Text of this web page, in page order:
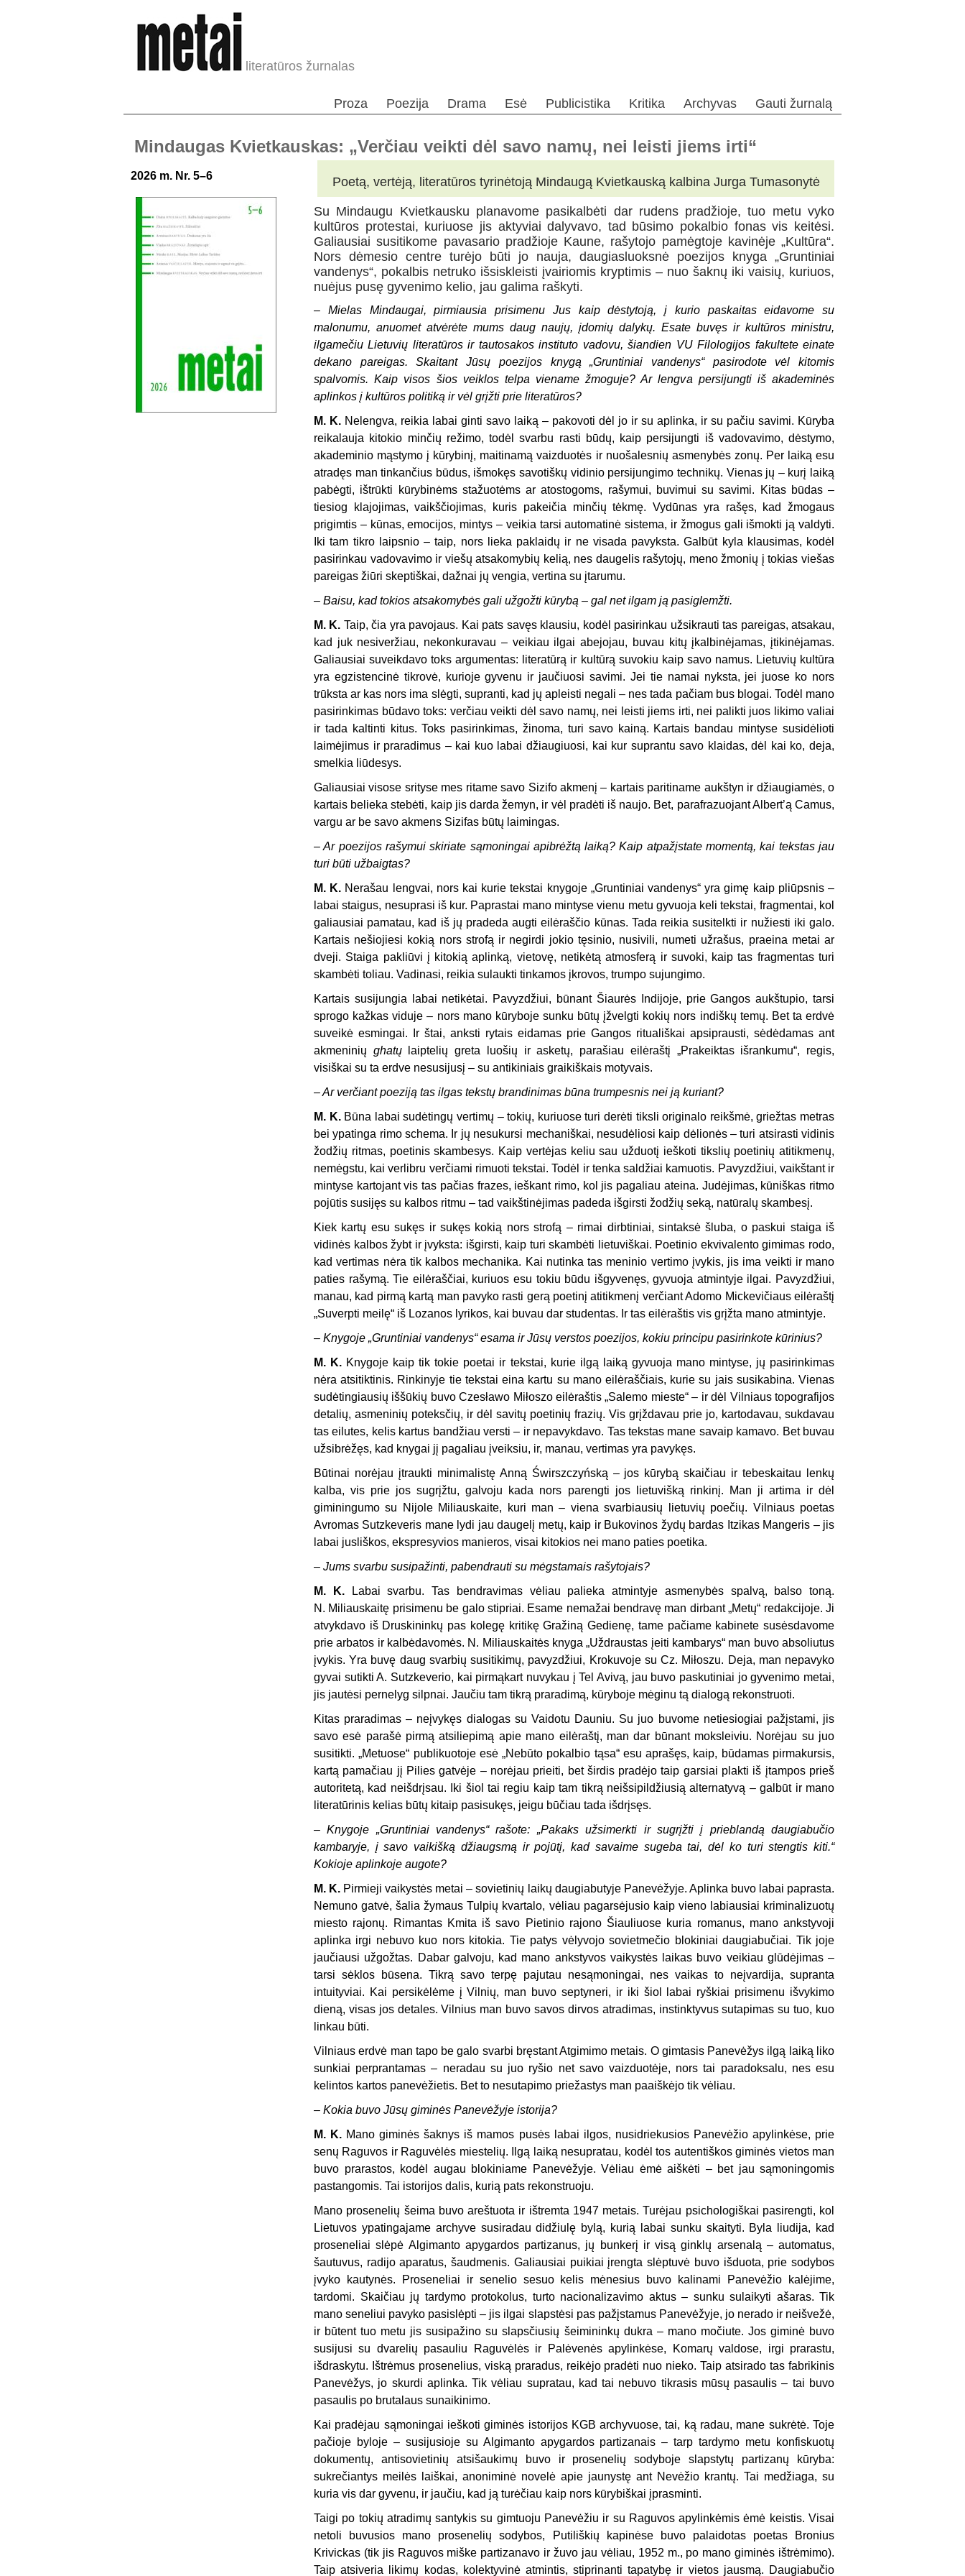
literatūros žurnalas
Proza Poezija Drama Esė Publicistika Kritika Archyvas Gauti žurnalą
Mindaugas Kvietkauskas: „Verčiau veikti dėl savo namų, nei leisti jiems irti“
2026 m. Nr. 5–6 Poetą, vertėją, literatūros tyrinėtoją Mindaugą Kvietkauską kalbina Jurga Tumasonytė
Su Mindaugu Kvietkausku planavome pasikalbėti dar rudens pradžioje, tuo metu vyko
kultūros protestai, kuriuose jis aktyviai dalyvavo, tad būsimo pokalbio fonas vis keitėsi.
Galiausiai susitikome pavasario pradžioje Kaune, rašytojo pamėgtoje kavinėje „Kultūra“.
Nors dėmesio centre turėjo būti jo nauja, daugiasluoksnė poezijos knyga „Gruntiniai
vandenys“, pokalbis netruko išsiskleisti įvairiomis kryptimis – nuo šaknų iki vaisių, kuriuos,
nuėjus pusę gyvenimo kelio, jau galima raškyti.
– Mielas Mindaugai, pirmiausia prisimenu Jus kaip dėstytoją, į kurio paskaitas eidavome su
malonumu, anuomet atvėrėte mums daug naujų, įdomių dalykų. Esate buvęs ir kultūros ministru,
ilgamečiu Lietuvių literatūros ir tautosakos instituto vadovu, šiandien VU Filologijos fakultete einate
dekano pareigas. Skaitant Jūsų poezijos knygą „Gruntiniai vandenys“ pasirodote vėl kitomis
spalvomis. Kaip visos šios veiklos telpa viename žmoguje? Ar lengva persijungti iš akademinės
aplinkos į kultūros politiką ir vėl grįžti prie literatūros?
M. K. Nelengva, reikia labai ginti savo laiką – pakovoti dėl jo ir su aplinka, ir su pačiu savimi. Kūryba
reikalauja kitokio minčių režimo, todėl svarbu rasti būdų, kaip persijungti iš vadovavimo, dėstymo,
akademinio mąstymo į kūrybinį, maitinamą vaizduotės ir nuošalesnių asmenybės zonų. Per laiką esu
atradęs man tinkančius būdus, išmokęs savotiškų vidinio persijungimo technikų. Vienas jų – kurį laiką
pabėgti, ištrūkti kūrybinėms stažuotėms ar atostogoms, rašymui, buvimui su savimi. Kitas būdas –
tiesiog klajojimas, vaikščiojimas, kuris pakeičia minčių tėkmę. Vydūnas yra rašęs, kad žmogaus
prigimtis – kūnas, emocijos, mintys – veikia tarsi automatinė sistema, ir žmogus gali išmokti ją valdyti.
Iki tam tikro laipsnio – taip, nors lieka paklaidų ir ne visada pavyksta. Galbūt kyla klausimas, kodėl
pasirinkau vadovavimo ir viešų atsakomybių kelią, nes daugelis rašytojų, meno žmonių į tokias viešas
pareigas žiūri skeptiškai, dažnai jų vengia, vertina su įtarumu.
– Baisu, kad tokios atsakomybės gali užgožti kūrybą – gal net ilgam ją pasiglemžti.
M. K. Taip, čia yra pavojaus. Kai pats savęs klausiu, kodėl pasirinkau užsikrauti tas pareigas, atsakau,
kad juk nesiveržiau, nekonkuravau – veikiau ilgai abejojau, buvau kitų įkalbinėjamas, įtikinėjamas.
Galiausiai suveikdavo toks argumentas: literatūrą ir kultūrą suvokiu kaip savo namus. Lietuvių kultūra
yra egzistencinė tikrovė, kurioje gyvenu ir jaučiuosi savimi. Jei tie namai nyksta, jei juose ko nors
trūksta ar kas nors ima slėgti, supranti, kad jų apleisti negali – nes tada pačiam bus blogai. Todėl mano
pasirinkimas būdavo toks: verčiau veikti dėl savo namų, nei leisti jiems irti, nei palikti juos likimo valiai
ir tada kaltinti kitus. Toks pasirinkimas, žinoma, turi savo kainą. Kartais bandau mintyse susidėlioti
laimėjimus ir praradimus – kai kuo labai džiaugiuosi, kai kur suprantu savo klaidas, dėl kai ko, deja,
smelkia liūdesys.
Galiausiai visose srityse mes ritame savo Sizifo akmenį – kartais paritiname aukštyn ir džiaugiamės, o
kartais belieka stebėti, kaip jis darda žemyn, ir vėl pradėti iš naujo. Bet, parafrazuojant Albert’ą Camus,
vargu ar be savo akmens Sizifas būtų laimingas.
– Ar poezijos rašymui skiriate sąmoningai apibrėžtą laiką? Kaip atpažįstate momentą, kai tekstas jau
turi būti užbaigtas?
M. K. Nerašau lengvai, nors kai kurie tekstai knygoje „Gruntiniai vandenys“ yra gimę kaip pliūpsnis –
labai staigus, nesuprasi iš kur. Paprastai mano mintyse vienu metu gyvuoja keli tekstai, fragmentai, kol
galiausiai pamatau, kad iš jų pradeda augti eilėraščio kūnas. Tada reikia susitelkti ir nužiesti iki galo.
Kartais nešiojiesi kokią nors strofą ir negirdi jokio tęsinio, nusivili, numeti užrašus, praeina metai ar
dveji. Staiga pakliūvi į kitokią aplinką, vietovę, netikėtą atmosferą ir suvoki, kaip tas fragmentas turi
skambėti toliau. Vadinasi, reikia sulaukti tinkamos įkrovos, trumpo sujungimo.
Kartais susijungia labai netikėtai. Pavyzdžiui, būnant Šiaurės Indijoje, prie Gangos aukštupio, tarsi
sprogo kažkas viduje – nors mano kūryboje sunku būtų įžvelgti kokių nors indiškų temų. Bet ta erdvė
suveikė esmingai. Ir štai, anksti rytais eidamas prie Gangos rituališkai apsiprausti, sėdėdamas ant
akmeninių ghatų
laiptelių greta luošių ir asketų, parašiau eilėraštį „Prakeiktas išrankumu“, regis,
visiškai su ta erdve nesusijusį – su antikiniais graikiškais motyvais.
– Ar verčiant poeziją tas ilgas tekstų brandinimas būna trumpesnis nei ją kuriant?
M. K.Būna labai sudėtingų vertimų – tokių, kuriuose turi derėti tiksli originalo reikšmė, griežtas metras
bei ypatinga rimo schema. Ir jų nesukursi mechaniškai, nesudėliosi kaip dėlionės – turi atsirasti vidinis
žodžių ritmas, poetinis skambesys. Kaip vertėjas keliu sau užduotį ieškoti tikslių poetinių atitikmenų,
nemėgstu, kai verlibru verčiami rimuoti tekstai. Todėl ir tenka saldžiai kamuotis. Pavyzdžiui, vaikštant ir
mintyse kartojant vis tas pačias frazes, ieškant rimo, kol jis pagaliau ateina. Judėjimas, kūniškas ritmo
pojūtis susijęs su kalbos ritmu – tad vaikštinėjimas padeda išgirsti žodžių seką, natūralų skambesį.
Kiek kartų esu sukęs ir sukęs kokią nors strofą – rimai dirbtiniai, sintaksė šluba, o paskui staiga iš
vidinės kalbos žybt ir įvyksta: išgirsti, kaip turi skambėti lietuviškai. Poetinio ekvivalento gimimas rodo,
kad vertimas nėra tik kalbos mechanika. Kai nutinka tas meninio vertimo įvykis, jis ima veikti ir mano
paties rašymą. Tie eilėraščiai, kuriuos esu tokiu būdu išgyvenęs, gyvuoja atmintyje ilgai. Pavyzdžiui,
manau, kad pirmą kartą man pavyko rasti gerą poetinį atitikmenį verčiant Adomo Mickevičiaus eilėraštį
„Suverpti meilę“ iš Lozanos lyrikos, kai buvau dar studentas. Ir tas eilėraštis vis grįžta mano atmintyje.
– Knygoje „Gruntiniai vandenys“ esama ir Jūsų verstos poezijos, kokiu principu pasirinkote kūrinius?
M. K. Knygoje kaip tik tokie poetai ir tekstai, kurie ilgą laiką gyvuoja mano mintyse, jų pasirinkimas
nėra atsitiktinis. Rinkinyje tie tekstai eina kartu su mano eilėraščiais, kurie su jais susikabina. Vienas
sudėtingiausių iššūkių buvo Czesławo Miłoszo eilėraštis „Salemo mieste“ – ir dėl Vilniaus topografijos
detalių, asmeninių poteksčių, ir dėl savitų poetinių frazių. Vis grįždavau prie jo, kartodavau, sukdavau
tas eilutes, kelis kartus bandžiau versti – ir nepavykdavo. Tas tekstas mane savaip kamavo. Bet buvau
užsibrėžęs, kad knygai jį pagaliau įveiksiu, ir, manau, vertimas yra pavykęs.
Būtinai norėjau įtraukti minimalistę Anną Świrszczyńską – jos kūrybą skaičiau ir tebeskaitau lenkų
kalba, vis prie jos sugrįžtu, galvoju kada nors parengti jos lietuvišką rinkinį. Man ji artima ir dėl
giminingumo su Nijole Miliauskaite, kuri man – viena svarbiausių lietuvių poečių. Vilniaus poetas
Avromas Sutzkeveris mane lydi jau daugelį metų, kaip ir Bukovinos žydų bardas Itzikas Mangeris – jis
labai jusliškos, ekspresyvios manieros, visai kitokios nei mano paties poetika.
– Jums svarbu susipažinti, pabendrauti su mėgstamais rašytojais?
M. K.Labai svarbu. Tas bendravimas vėliau palieka atmintyje asmenybės spalvą, balso toną.
N. Miliauskaitę prisimenu be galo stipriai. Esame nemažai bendravę man dirbant „Metų“ redakcijoje. Ji
atvykdavo iš Druskininkų pas kolegę kritikę Gražiną Gedienę, tame pačiame kabinete susėsdavome
prie arbatos ir kalbėdavomės. N. Miliauskaitės knyga „Uždraustas įeiti kambarys“ man buvo absoliutus
įvykis. Yra buvę daug svarbių susitikimų, pavyzdžiui, Krokuvoje su Cz. Miłoszu. Deja, man nepavyko
gyvai sutikti A. Sutzkeverio, kai pirmąkart nuvykau į Tel Avivą, jau buvo paskutiniai jo gyvenimo metai,
jis jautėsi pernelyg silpnai. Jaučiu tam tikrą praradimą, kūryboje mėginu tą dialogą rekonstruoti.
Kitas praradimas – neįvykęs dialogas su Vaidotu Dauniu. Su juo buvome netiesiogiai pažįstami, jis
savo esė parašė pirmą atsiliepimą apie mano eilėraštį, man dar būnant moksleiviu. Norėjau su juo
susitikti. „Metuose“ publikuotoje esė „Nebūto pokalbio tąsa“ esu aprašęs, kaip, būdamas pirmakursis,
kartą pamačiau jį Pilies gatvėje – norėjau prieiti, bet širdis pradėjo taip garsiai plakti iš įtampos prieš
autoritetą, kad neišdrįsau. Iki šiol tai regiu kaip tam tikrą neišsipildžiusią alternatyvą – galbūt ir mano
literatūrinis kelias būtų kitaip pasisukęs, jeigu būčiau tada išdrįsęs.
– Knygoje „Gruntiniai vandenys“ rašote: „Pakaks užsimerkti ir sugrįžti į prieblandą daugiabučio
kambaryje, į savo vaikišką džiaugsmą ir pojūtį, kad savaime sugeba tai, dėl ko turi stengtis kiti.“
Kokioje aplinkoje augote?
M. K. Pirmieji vaikystės metai – sovietinių laikų daugiabutyje Panevėžyje. Aplinka buvo labai paprasta.
Nemuno gatvė, šalia žymaus Tulpių kvartalo, vėliau pagarsėjusio kaip vieno labiausiai kriminalizuotų
miesto rajonų. Rimantas Kmita iš savo Pietinio rajono Šiauliuose kuria romanus, mano ankstyvoji
aplinka irgi nebuvo kuo nors kitokia. Tie patys vėlyvojo sovietmečio blokiniai daugiabučiai. Tik joje
jaučiausi užgožtas. Dabar galvoju, kad mano ankstyvos vaikystės laikas buvo veikiau glūdėjimas –
tarsi sėklos būsena. Tikrą savo terpę pajutau nesąmoningai, nes vaikas to neįvardija, supranta
intuityviai. Kai persikėlėme į Vilnių, man buvo septyneri, ir iki šiol labai ryškiai prisimenu išvykimo
dieną, visas jos detales. Vilnius man buvo savos dirvos atradimas, instinktyvus sutapimas su tuo, kuo
linkau būti.
Vilniaus erdvė man tapo be galo svarbi bręstant Atgimimo metais. O gimtasis Panevėžys ilgą laiką liko
sunkiai perprantamas – neradau su juo ryšio net savo vaizduotėje, nors tai paradoksalu, nes esu
kelintos kartos panevėžietis. Bet to nesutapimo priežastys man paaiškėjo tik vėliau.
– Kokia buvo Jūsų giminės Panevėžyje istorija?
M. K. Mano giminės šaknys iš mamos pusės labai ilgos, nusidriekusios Panevėžio apylinkėse, prie
senų Raguvos ir Raguvėlės miestelių. Ilgą laiką nesupratau, kodėl tos autentiškos giminės vietos man
buvo prarastos, kodėl augau blokiniame Panevėžyje. Vėliau ėmė aiškėti – bet jau sąmoningomis
pastangomis. Tai istorijos dalis, kurią pats rekonstruoju.
Mano prosenelių šeima buvo areštuota ir ištremta 1947 metais. Turėjau psichologiškai pasirengti, kol
Lietuvos ypatingajame archyve susiradau didžiulę bylą, kurią labai sunku skaityti. Byla liudija, kad
proseneliai slėpė Algimanto apygardos partizanus, jų bunkerį ir visą ginklų arsenalą – automatus,
šautuvus, radijo aparatus, šaudmenis. Galiausiai puikiai įrengta slėptuvė buvo išduota, prie sodybos
įvyko kautynės. Proseneliai ir senelio sesuo kelis mėnesius buvo kalinami Panevėžio kalėjime,
tardomi. Skaičiau jų tardymo protokolus, turto nacionalizavimo aktus – sunku sulaikyti ašaras. Tik
mano seneliui pavyko pasislėpti – jis ilgai slapstėsi pas pažįstamus Panevėžyje, jo nerado ir neišvežė,
ir būtent tuo metu jis susipažino su slapsčiusių šeimininkų dukra – mano močiute. Jos giminė buvo
susijusi su dvarelių pasauliu Raguvėlės ir Palėvenės apylinkėse, Komarų valdose, irgi prarastu,
išdraskytu. Ištrėmus prosenelius, viską praradus, reikėjo pradėti nuo nieko. Taip atsirado tas fabrikinis
Panevėžys, jo skurdi aplinka. Tik vėliau supratau, kad tai nebuvo tikrasis mūsų pasaulis – tai buvo
pasaulis po brutalaus sunaikinimo.
Kai pradėjau sąmoningai ieškoti giminės istorijos KGB archyvuose, tai, ką radau, mane sukrėtė. Toje
pačioje byloje – susijusioje su Algimanto apygardos partizanais – tarp tardymo metu konfiskuotų
dokumentų, antisovietinių atsišaukimų buvo ir prosenelių sodyboje slapstytų partizanų kūryba:
sukrečiantys meilės laiškai, anoniminė novelė apie jaunystę ant Nevėžio krantų. Tai medžiaga, su
kuria vis dar gyvenu, ir jaučiu, kad ją turėčiau kaip nors kūrybiškai įprasminti.
Taigi po tokių atradimų santykis su gimtuoju Panevėžiu ir su Raguvos apylinkėmis ėmė keistis. Visai
netoli buvusios mano prosenelių sodybos, Putiliškių kapinėse buvo palaidotas poetas Bronius
Krivickas (tik jis Raguvos miške partizanavo ir žuvo jau vėliau, 1952 m., po mano giminės ištrėmimo).
Taip atsiveria likimų kodas, kolektyvinė atmintis, stiprinanti tapatybę ir vietos jausmą. Daugiabučio